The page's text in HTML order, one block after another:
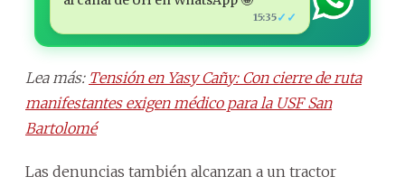
15:35✓✓
Lea más: Tensión en Yasy Cañy: Con cierre de ruta
manifestantes exigen médico para la USF San
Bartolomé
Las denuncias también alcanzan a un tractor